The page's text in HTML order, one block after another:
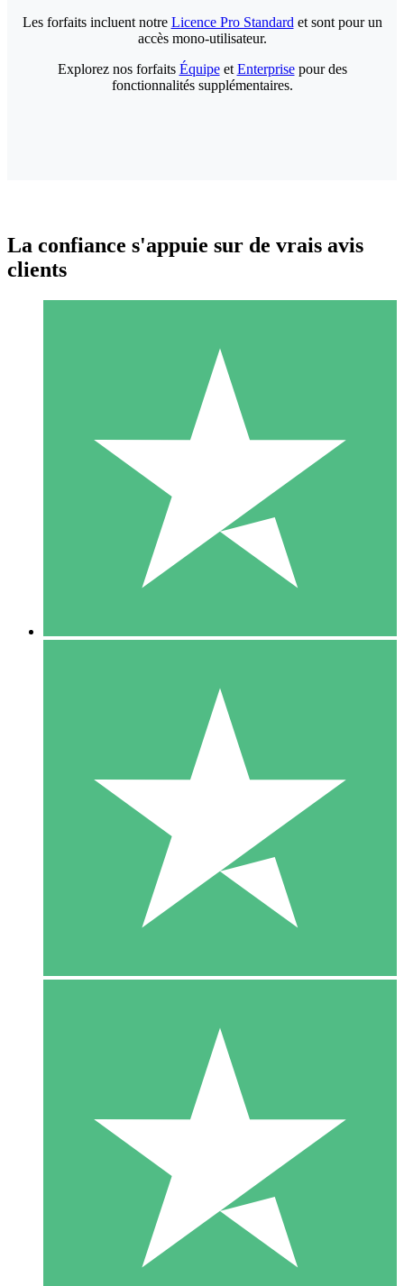
Packs de Crédits Individuels
Payez à l'utilisation avec des crédits de téléchargement. Sans
1 Téléchargement
10 00
10 Téléchargements
20 00
Les forfaits incluent notre Licence Pro Standard et sont pour un
accès mono-utilisateur.
Explorez nos forfaits Équipeet Enterprisepour des
fonctionnalités supplémentaires.
La confiance s'appuie sur de vrais avis
clients